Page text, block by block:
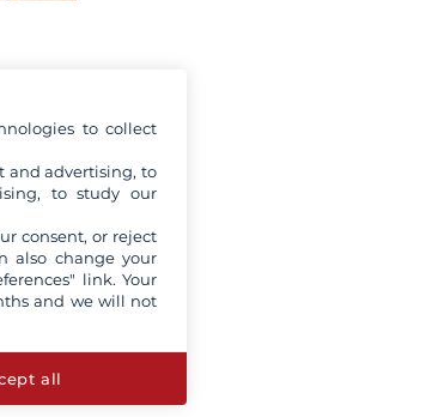
to collect
and advertising, to
to study our
consent, or reject
also change your
link. Your
and we will not
all